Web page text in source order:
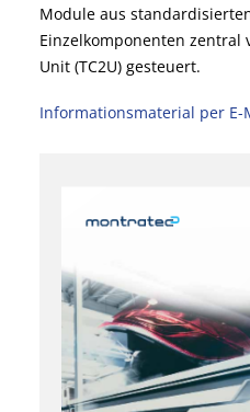
Module aus
Einzelkomponenten zentral
Unit (TC2U) gesteuert.
Informationsmaterial per